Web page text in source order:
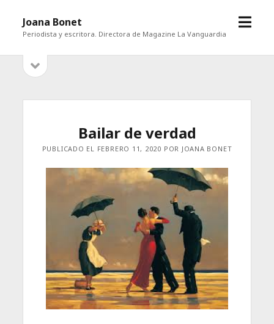
Joana Bonet
Periodista y escritora. Directora de Magazine La Vanguardia
abrir
Barrabarra
Bailar de verdad
PUBLICADO EL FEBRERO 11, 2020 POR JOANA BONET